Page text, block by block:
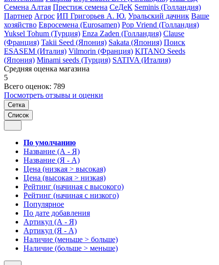
Семена Алтая Престиж семена СеДеК Seminis (Голландия)
Партнер Агрос ИП Григорьев А. Ю. Уральский дачник Ваше
хозяйство Евросемена (Eurosamen) Pop Vriend (Голландия)
Yuksel Tohum (Турция) Enza Zaden (Голландия) Clause
(Франция) Takii Seed (Япония) Sakata (Япония) Поиск
ESASEM (Италия) Vilmorin (Франция) KITANO Seeds
(Япония) Minami seeds (Турция) SATIVA (Италия)
Средняя оценка магазина
5
Всего оценок: 789
Посмотреть отзывы и оценки
Сетка
Список
По умолчанию
Название (А - Я)
Название (Я - А)
Цена (низкая > высокая)
Цена (высокая > низкая)
Рейтинг (начиная с высокого)
Рейтинг (начиная с низкого)
Популярное
По дате добавления
Артикул (А - Я)
Артикул (Я - А)
Наличие (меньше > больше)
Наличие (больше > меньше)